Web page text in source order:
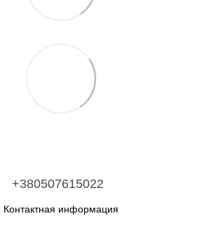
+380507615022
Контактная информация